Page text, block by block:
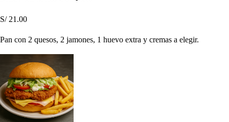
S/ 21.00
Pan con 2 quesos, 2 jamones, 1 huevo extra y cremas a elegir.